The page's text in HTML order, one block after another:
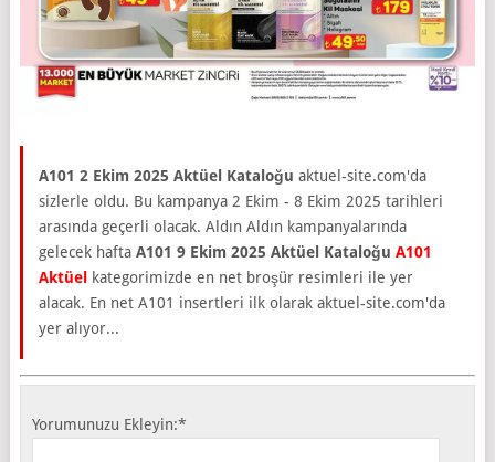
A101 2 Ekim 2025 Aktüel Kataloğu aktuel-site.com'da
sizlerle oldu. Bu kampanya 2 Ekim - 8 Ekim 2025 tarihleri
arasında geçerli olacak. Aldın Aldın kampanyalarında
gelecek hafta A101 9 Ekim 2025 Aktüel Kataloğu A101
Aktüel
kategorimizde en net broşür resimleri ile yer
alacak. En net A101 insertleri ilk olarak aktuel-site.com'da
yer alıyor...
Yorumunuzu Ekleyin:*